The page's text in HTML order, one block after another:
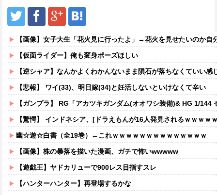
【画像】女子大生「花火見に行ったよ」→花火を見せたいのか自分を見
【仮面ライダー】俺も変身ポーズほしい
【逆シャア】なんかよくわかんないまま隕石が落ちなくていい感じ
【悲報】 ワイ(33)、明日嫁(34)と妊活しないといけなくて辛い
【ガンプラ】 RG「アカツキガンダム(オオワシ装備)& HG 1/144 ゼウスシルエット + カスタムジョイントパーツセット」【ガ
【驚愕】 インドネシア、[ドラえもんが16人発見されるｗｗｗｗ
幽☆遊☆白書（全19巻）←これｗｗｗｗｗｗｗｗｗｗｗｗｗｗ
【画像】株の暴落を描いた漫画、ガチで怖いwwwww
【遊戯王】ヤドカリューで900レス目指すスレ
【ハンターハンター】再登場するかな